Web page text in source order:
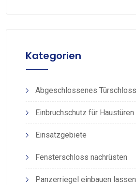
Kategorien
Abgeschlossenes
Einbruchschutz für Haustüren
Einsatzgebiete
Fensterschloss nachrüsten
Panzerriegel einbauen lassen